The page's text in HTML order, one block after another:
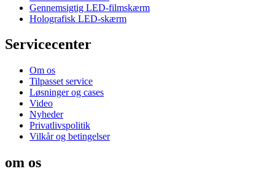
Gennemsigtig LED-filmskærm
Holografisk LED-skærm
Servicecenter
Om os
Tilpasset service
Løsninger og cases
Video
Nyheder
Privatlivspolitik
Vilkår og betingelser
om os